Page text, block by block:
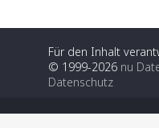
Für den Inhalt
© 1999-2026 nu
Datenschutz